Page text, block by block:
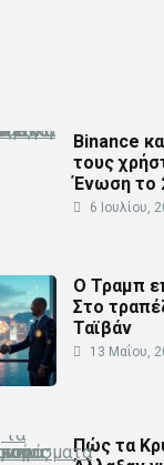
Binance
τους
Ένωση το
6 Ιουλίου,
Ο Τραμπ
Στο
Ταϊβάν
13 Μαΐου,
Πώς τα